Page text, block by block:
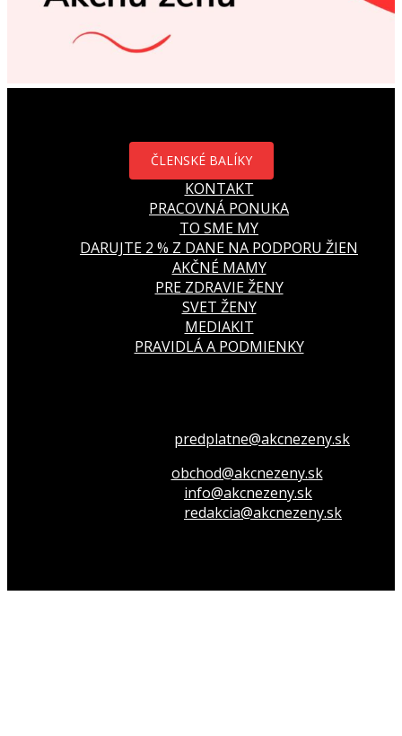
ČLENSKÉ BALÍKY
KONTAKT
PRACOVNÁ PONUKA
TO SME MY
DARUJTE 2 % Z DANE NA PODPORU ŽIEN
AKČNÉ MAMY
PRE ZDRAVIE ŽENY
SVET ŽENY
MEDIAKIT
PRAVIDLÁ A PODMIENKY
predplatne@akcnezeny.sk
obchod@akcnezeny.sk
info@akcnezeny.sk
redakcia@akcnezeny.sk